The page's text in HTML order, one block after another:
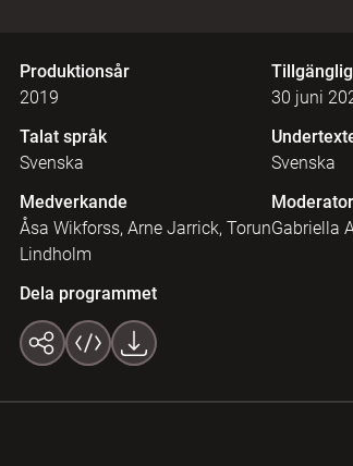
Produktionsår
2019
Tillgänglig
30 juni
Talat språk
Svenska
Svenska
Medverkande
Åsa Wikforss, Arne Jarrick, Torun
Lindholm
Moderator
Gabriella
Dela programmet